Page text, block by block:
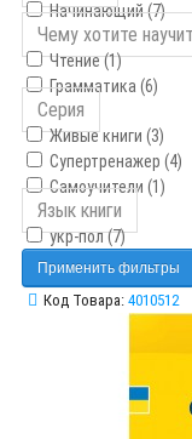
Начинающий (7)
Чему хотите
Чтение (1)
Грамматика (6)
Серия
Живые книги (3)
Супертренажер (4)
Самоучители (1)
Язык книги
укр-пол (7)
Применить фильтры
Код Товара: 4010512